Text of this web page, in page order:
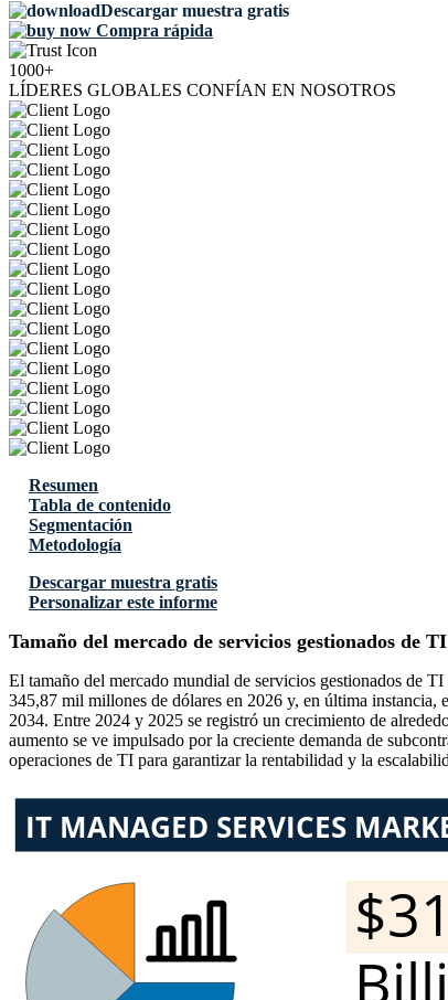
Descargar muestra gratis
Compra rápida
1000+
LÍDERES GLOBALES CONFÍAN EN NOSOTROS
Resumen
Tabla de contenido
Segmentación
Metodología
Descargar muestra gratis
Personalizar este informe
Tamaño del mercado de servicios gestionados de TI
El tamaño del mercado mundial de servicios gestionados de
345,87 mil millones de dólares en 2026 y, en última
2034. Entre 2024 y 2025 se registró un crecimiento de
aumento se ve impulsado por la creciente demanda de
operaciones de TI para garantizar la rentabilidad y la